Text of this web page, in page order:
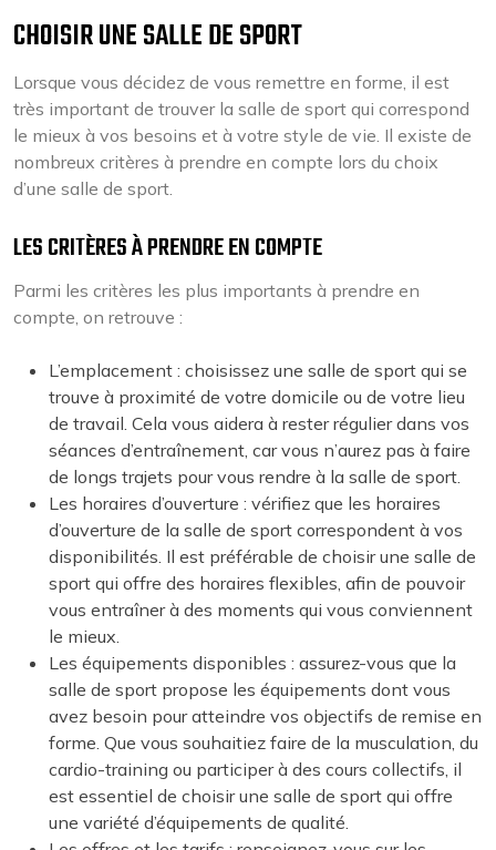
CHOISIR UNE SALLE DE SPORT
Lorsque vous décidez de vous remettre en forme, il est
très important de trouver la salle de sport qui correspond
le mieux à vos besoins et à votre style de vie. Il existe de
nombreux critères à prendre en compte lors du choix
d’une salle de sport.
LES CRITÈRES À PRENDRE EN COMPTE
Parmi les critères les plus importants à prendre en
compte, on retrouve :
L’emplacement : choisissez une salle de sport qui se
trouve à proximité de votre domicile ou de votre lieu
de travail. Cela vous aidera à rester régulier dans vos
séances d’entraînement, car vous n’aurez pas à faire
de longs trajets pour vous rendre à la salle de sport.
Les horaires d’ouverture : vérifiez que les horaires
d’ouverture de la salle de sport correspondent à vos
disponibilités. Il est préférable de choisir une salle de
sport qui offre des horaires flexibles, afin de pouvoir
vous entraîner à des moments qui vous conviennent
le mieux.
Les équipements disponibles : assurez-vous que la
salle de sport propose les équipements dont vous
avez besoin pour atteindre vos objectifs de remise en
forme. Que vous souhaitiez faire de la musculation, du
cardio-training ou participer à des cours collectifs, il
est essentiel de choisir une salle de sport qui offre
une variété d’équipements de qualité.